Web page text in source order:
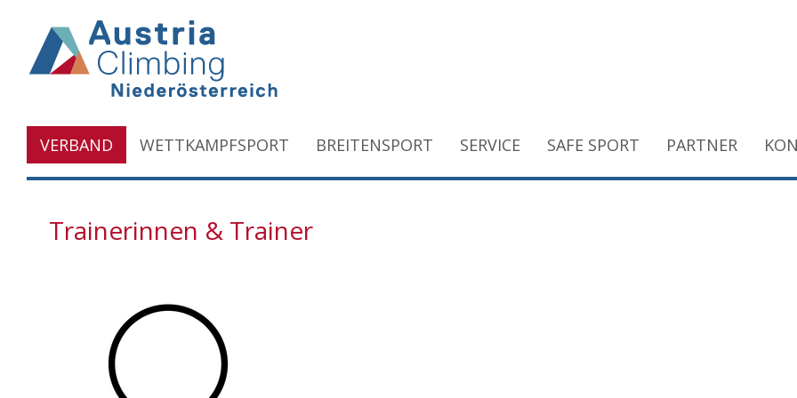
VERBAND WETTKAMPFSPORT BREITENSPORT SERVICE SAFE SPORT PARTNER
Trainerinnen & Trainer